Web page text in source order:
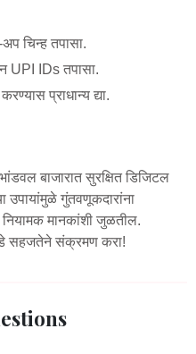
चिन्ह तपासा.
UPI IDs तपासा.
प्राधान्य द्या.
बाजारात सुरक्षित डिजिटल
गुंतवणूकदारांना
मानकांशी जुळतील.
सहजतेने संक्रमण करा!